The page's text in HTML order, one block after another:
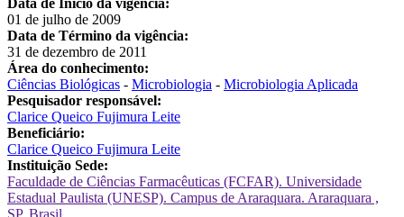
01 de julho de 2009
Data de Término da vigência:
31 de dezembro de 2011
Área do conhecimento:
Ciências Biológicas - Microbiologia - Microbiologia Aplicada
Pesquisador responsável:
Clarice Queico Fujimura Leite
Beneficiário:
Clarice Queico Fujimura Leite
Instituição Sede:
Faculdade de Ciências Farmacêuticas (FCFAR). Universidade
Estadual Paulista (UNESP). Campus de Araraquara. Araraquara ,
SP, Brasil